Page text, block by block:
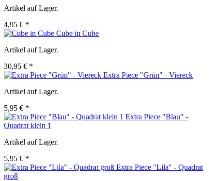
Artikel auf Lager.
4,95 € *
Cube in Cube
Artikel auf Lager.
30,95 € *
Extra Piece "Grün" - Viereck
Artikel auf Lager.
5,95 € *
Extra Piece "Blau" -
Quadrat klein 1
Artikel auf Lager.
5,95 € *
Extra Piece "Lila" - Quadrat
groß